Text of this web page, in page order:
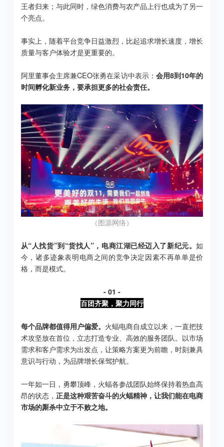
王者归来；与此同时，绿色消费与农产品上行也成为了另一
个亮点。
事实上，随着平台竞争日益激烈，比起追求增长速度，增长
质量与客户体验才是更重要的。
阿里董事会主席兼CEO张勇在采访中表示： 会用8到10年的
时间孵化新业务，要承担更多的社会责任。
（图源网络）
从“人找货”到“货找人”，电商江湖已经迈入了新纪元。如
今，诸多迹象表明电商之间的竞争决定因素不再单单是价
格，而是模式。
- 01 -
百团齐聚，聚力同行
每个品牌都值得用户偏爱。 火蝠电商自成立以来，一直把技
术攻坚放在首位，立志打造专业、高效的服务团队。以市场
需求和客户需求为出发点，让策略方案更为前瞻，时刻兼具
意识与行动，为品牌增长保驾护航。
一年如一日，勇攀顶峰，火蝠各参战团队始终保持着热血高
昂的状态， 正是这种艰苦奋斗的火蝠精神，让我们能在电商
市场的厮杀中立于不败之地。